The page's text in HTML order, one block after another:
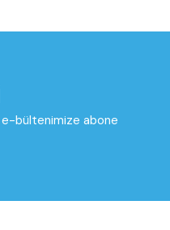
e-bültenimize abone